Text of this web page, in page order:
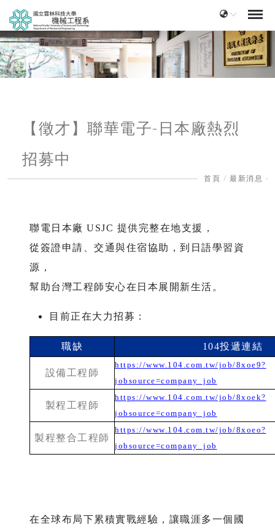
【徵才】聯華電子-日本廠熱烈
招募中
首頁 最新消息
聯電日本廠 USJC 提供完整在地支援，
從簽證申請、交通與住宿協助，到日語學習資
源，
幫助台灣工程師安心在日本展開新生活。
目前正在大力招募：
職缺 104投遞連結
設備工程師
https://www.104.com.tw/job/8xoe9?
jobsource=company_job
製程工程師
https://www.104.com.tw/job/8xoek?
jobsource=company_job
製程整合工程師
https://www.104.com.tw/job/8xoeo?
jobsource=company_job
在全球布局下累積實戰經驗，讓職涯多一個國